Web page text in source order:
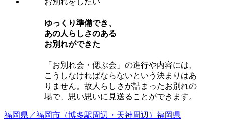
ゆっくり準備でき、
あの⼈らしさのある
お別れができた
「お別れ会・偲ぶ会」の進行や内容には、
こうしなければならないという決まりはあ
りません。故人らしさが詰まったお別れの
場で、思い思いに見送ることができます。
福岡県／福岡市（博多駅周辺・天神周辺） 福岡県